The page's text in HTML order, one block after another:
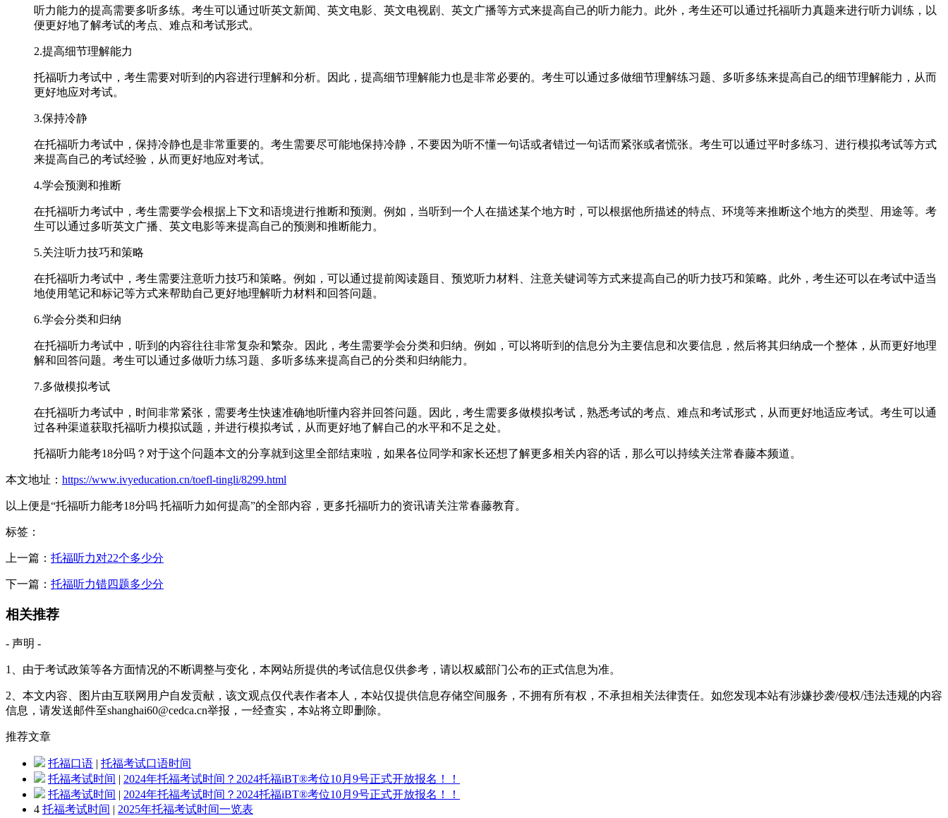
听力能力的提高需要多听多练。考生可以通过听英文新闻、英文电影、英文电视剧、英文广播等方式来提高自己的听力能力。此外，考生还可以通过托福听力真题来进行听力训练，以
便更好地了解考试的考点、难点和考试形式。
2.提高细节理解能力
托福听力考试中，考生需要对听到的内容进行理解和分析。因此，提高细节理解能力也是非常必要的。考生可以通过多做细节理解练习题、多听多练来提高自己的细节理解能力，从而
更好地应对考试。
3.保持冷静
在托福听力考试中，保持冷静也是非常重要的。考生需要尽可能地保持冷静，不要因为听不懂一句话或者错过一句话而紧张或者慌张。考生可以通过平时多练习、进行模拟考试等方式
来提高自己的考试经验，从而更好地应对考试。
4.学会预测和推断
在托福听力考试中，考生需要学会根据上下文和语境进行推断和预测。例如，当听到一个人在描述某个地方时，可以根据他所描述的特点、环境等来推断这个地方的类型、用途等。考
生可以通过多听英文广播、英文电影等来提高自己的预测和推断能力。
5.关注听力技巧和策略
在托福听力考试中，考生需要注意听力技巧和策略。例如，可以通过提前阅读题目、预览听力材料、注意关键词等方式来提高自己的听力技巧和策略。此外，考生还可以在考试中适当
地使用笔记和标记等方式来帮助自己更好地理解听力材料和回答问题。
6.学会分类和归纳
在托福听力考试中，听到的内容往往非常复杂和繁杂。因此，考生需要学会分类和归纳。例如，可以将听到的信息分为主要信息和次要信息，然后将其归纳成一个整体，从而更好地理
解和回答问题。考生可以通过多做听力练习题、多听多练来提高自己的分类和归纳能力。
7.多做模拟考试
在托福听力考试中，时间非常紧张，需要考生快速准确地听懂内容并回答问题。因此，考生需要多做模拟考试，熟悉考试的考点、难点和考试形式，从而更好地适应考试。考生可以通
过各种渠道获取托福听力模拟试题，并进行模拟考试，从而更好地了解自己的水平和不足之处。
托福听力能考18分吗？对于这个问题本文的分享就到这里全部结束啦，如果各位同学和家长还想了解更多相关内容的话，那么可以持续关注常春藤本频道。
本文地址： https://www.ivyeducation.cn/toefl-tingli/8299.html
以上便是“托福听力能考18分吗 托福听力如何提高”的全部内容，更多托福听力的资讯请关注常春藤教育。
标签：
上一篇： 托福听力对22个多少分
下一篇： 托福听力错四题多少分
相关推荐
- 声明 -
1、由于考试政策等各方面情况的不断调整与变化，本网站所提供的考试信息仅供参考，请以权威部门公布的正式信息为准。
2、本文内容、图片由互联网用户自发贡献，该文观点仅代表作者本人，本站仅提供信息存储空间服务，不拥有所有权，不承担相关法律责任。如您发现本站有涉嫌抄袭/侵权/违法违规的内容
信息，请发送邮件至shanghai60@cedca.cn举报，一经查实，本站将立即删除。
推荐文章
托福口语 | 托福考试口语时间
托福考试时间 | 2024年托福考试时间？2024托福iBT®考位10月9号正式开放报名！！
托福考试时间 | 2024年托福考试时间？2024托福iBT®考位10月9号正式开放报名！！
4 托福考试时间 | 2025年托福考试时间一览表